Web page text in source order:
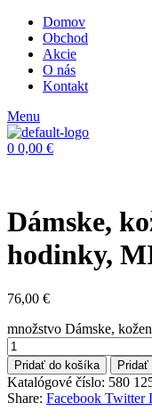
Domov
Obchod
Akcie
O nás
Kontakt
Menu
0 0,00 €
Dámske,
hodinky,
76,00 €
množstvo Dámske,
Pridať do košíka Pridať
Katalógové číslo: 580
Share: Facebook Twitter